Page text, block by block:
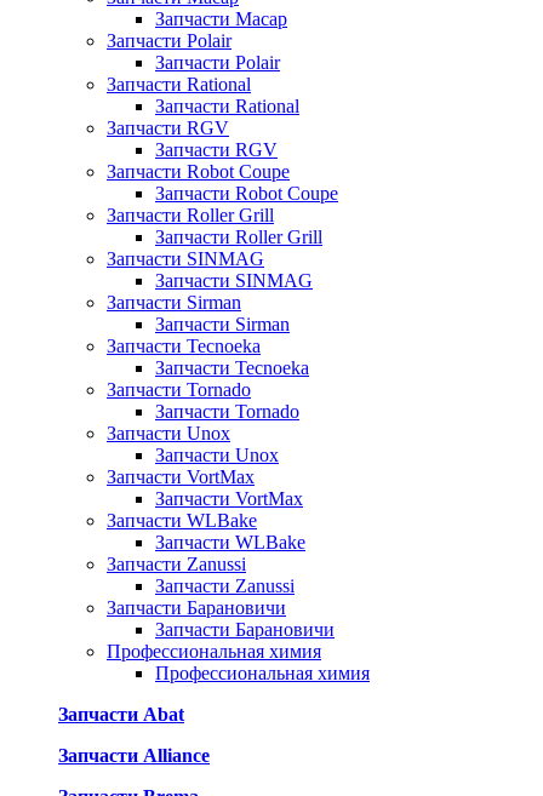
Запчасти Macap
Запчасти Polair
Запчасти Polair
Запчасти Rational
Запчасти Rational
Запчасти RGV
Запчасти RGV
Запчасти Robot Coupe
Запчасти Robot Coupe
Запчасти Roller Grill
Запчасти Roller Grill
Запчасти SINMAG
Запчасти SINMAG
Запчасти Sirman
Запчасти Sirman
Запчасти Tecnoeka
Запчасти Tecnoeka
Запчасти Tornado
Запчасти Tornado
Запчасти Unox
Запчасти Unox
Запчасти VortMax
Запчасти VortMax
Запчасти WLBake
Запчасти WLBake
Запчасти Zanussi
Запчасти Zanussi
Запчасти Барановичи
Запчасти Барановичи
Профессиональная химия
Профессиональная химия
Запчасти Abat
Запчасти Alliance